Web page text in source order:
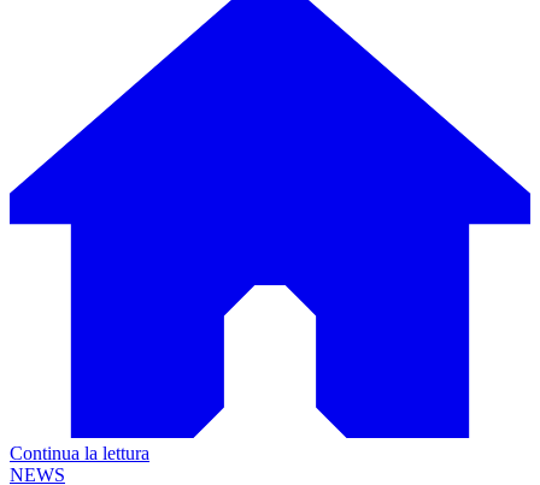
Continua la lettura
NEWS